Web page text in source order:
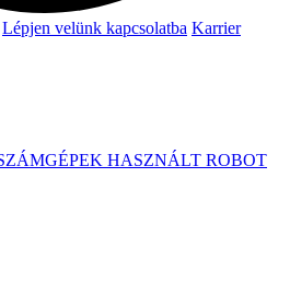
Lépjen velünk kapcsolatba Karrier
HASZNÁLT ROBOT